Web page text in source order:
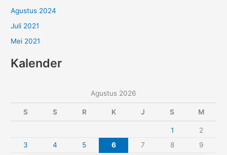
Agustus 2024
Juli 2021
Mei 2021
Kalender
Agustus 2026
S S R K J S M
1
2
3
4 5 6 7 8 9